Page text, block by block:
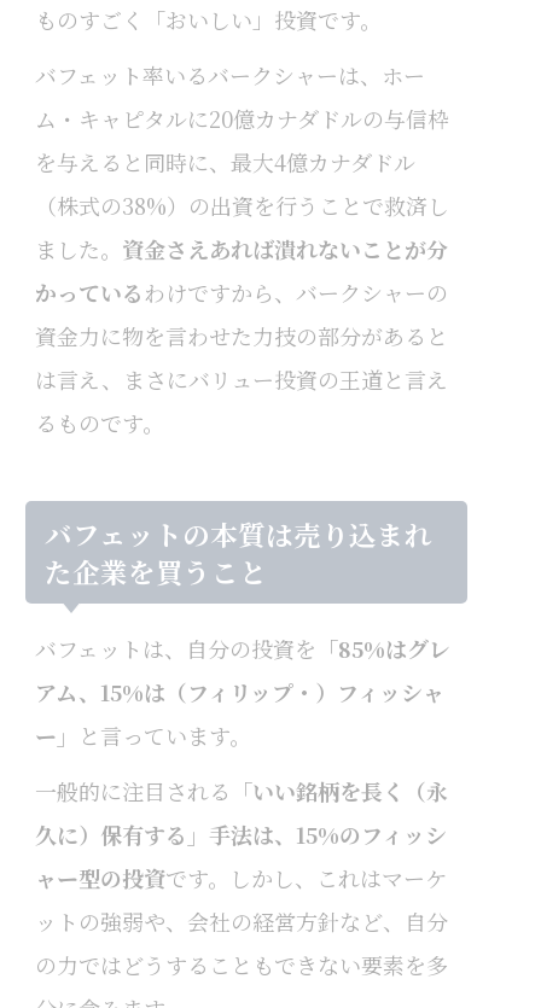
ものすごく「おいしい」投資です。
バフェット率いるバークシャーは、ホー
ム・キャピタルに20億カナダドルの与信枠
を与えると同時に、最大4億カナダドル
（株式の38%）の出資を行うことで救済し
ました。 資金さえあれば潰れないことが分
かっているわけですから、バークシャーの
資金力に物を言わせた力技の部分があると
は言え、まさにバリュー投資の王道と言え
るものです。
バフェットの本質は売り込まれ
た企業を買うこと
バフェットは、自分の投資を 「85%はグレ
アム、15%は（フィリップ・）フィッシャ
ー」
と言っています。
一般的に注目される 「いい銘柄を長く（永
久に）保有する」手法は、15%のフィッシ
ャー型の投資です。しかし、これはマーケ
ットの強弱や、会社の経営方針など、自分
の力ではどうすることもできない要素を多